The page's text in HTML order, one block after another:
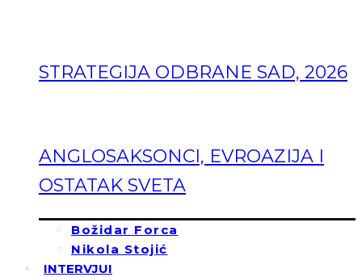
STRATEGIJA ODBRANE SAD, 2026
ANGLOSAKSONCI, EVROAZIJA I
OSTATAK SVETA
Božidar Forca
Nikola Stojić
INTERVJUI